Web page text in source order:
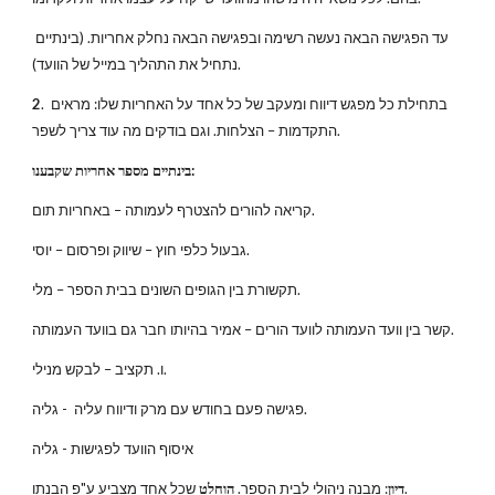
נתחיל את התהליך במייל של הוועד).
2. בתחילת כל מפגש דיווח ומעקב של כל אחד על האחריות שלו: מראים
התקדמות – הצלחות. וגם בודקים מה עוד צריך לשפר.
בינתיים מספר אחריות שקבענו:
קריאה להורים להצטרף לעמותה – באחריות תום.
גבעול כלפי חוץ – שיווק ופרסום – יוסי.
תקשורת בין הגופים השונים בבית הספר – מלי.
קשר בין וועד העמותה לוועד הורים – אמיר בהיותו חבר גם בוועד העמותה.
ו. תקציב – לבקש מנילי.
פגישה פעם בחודש עם מרק ודיווח עליה  - גליה.
איסוף הוועד לפגישות - גליה
דיון: מבנה ניהולי לבית הספר. הוחלט שכל אחד מצביע ע"פ הבנתו.